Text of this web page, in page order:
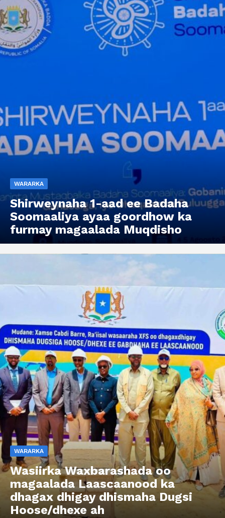
WARARKA
Shirweynaha 1-aad ee Badaha
Soomaaliya ayaa goordhow ka
furmay magaalada Muqdisho
WARARKA
Wasiirka Waxbarashada oo
magaalada Laascaanood ka
dhagax dhigay dhismaha Dugsi
Hoose/dhexe ah